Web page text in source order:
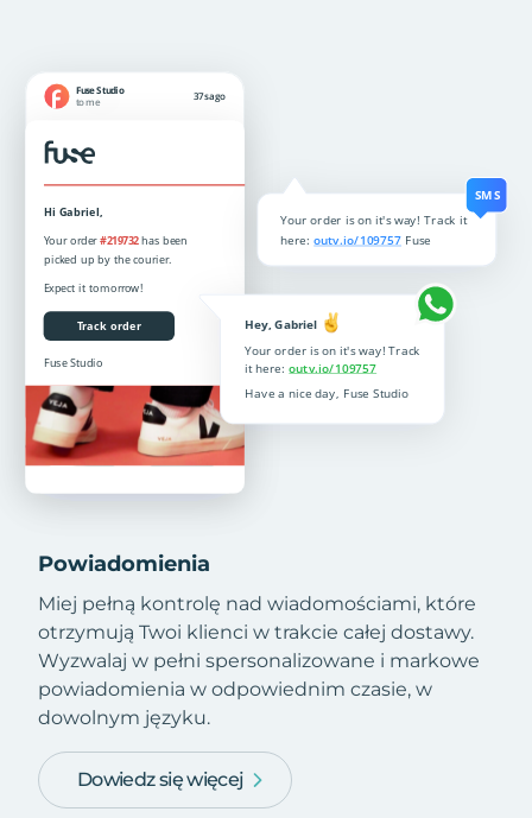
Powiadomienia
Miej pełną kontrolę nad wiadomościami, które
otrzymują Twoi klienci w trakcie całej dostawy.
Wyzwalaj w pełni spersonalizowane i markowe
powiadomienia w odpowiednim czasie, w
dowolnym języku.
Dowiedz się więcej